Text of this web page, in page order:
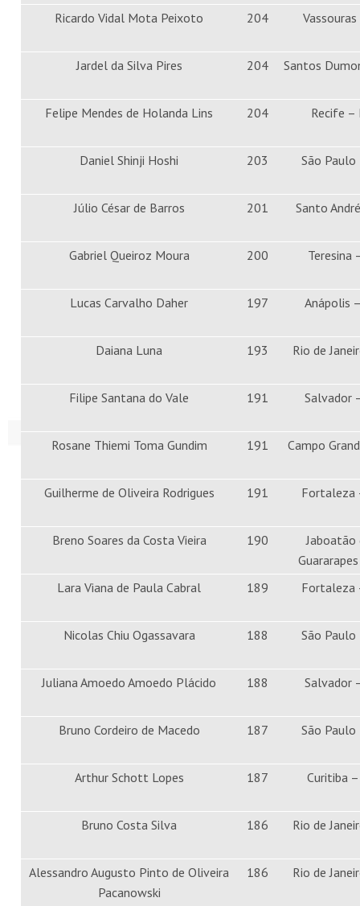
Ricardo Vidal Mota Peixoto
204 Vassouras
Jardel da Silva Pires 204 Santos
Felipe Mendes de Holanda Lins 204 Recife –
Daniel Shinji Hoshi 203 São Paulo
Júlio César de Barros 201 Santo
Gabriel Queiroz Moura 200 Teresina
Lucas Carvalho Daher 197 Anápolis
Daiana Luna 193 Rio de
Filipe Santana do Vale 191 Salvador
Rosane Thiemi Toma Gundim 191 Campo
Guilherme de Oliveira Rodrigues 191 Fortaleza
Breno Soares da Costa Vieira 190
Jaboatão
Lara Viana de Paula Cabral
189 Fortaleza
Nicolas Chiu Ogassavara 188 São Paulo
Juliana Amoedo Amoedo Plácido 188 Salvador
Bruno Cordeiro de Macedo 187 São Paulo
Arthur Schott Lopes 187 Curitiba
Bruno Costa Silva 186 Rio de
Alessandro Augusto Pinto de Oliveira
Pacanowski
186 Rio de